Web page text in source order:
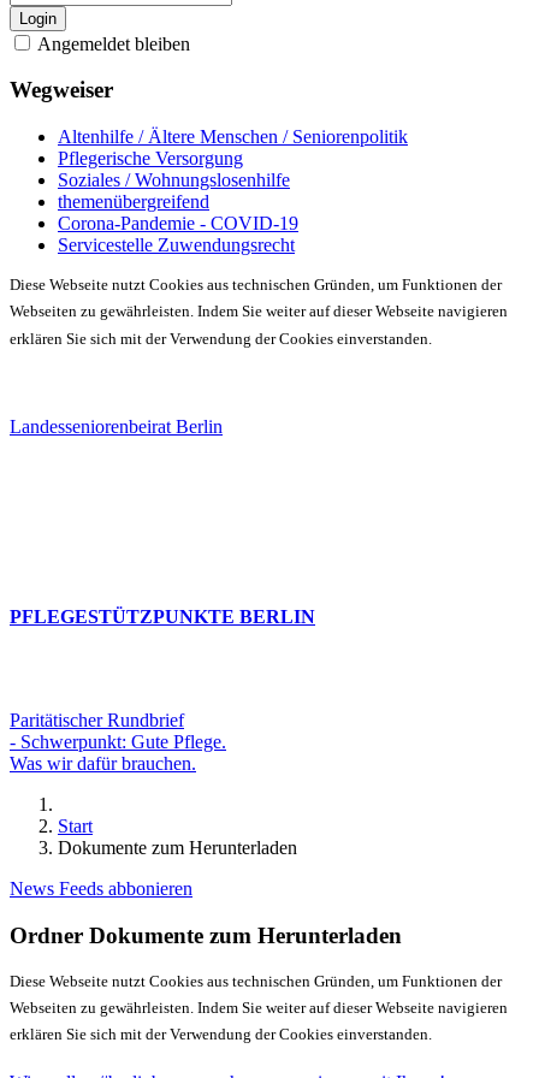
Login
Angemeldet bleiben
Wegweiser
Altenhilfe / Ältere Menschen / Seniorenpolitik
Pflegerische Versorgung
Soziales / Wohnungslosenhilfe
themenübergreifend
Corona-Pandemie - COVID-19
Servicestelle Zuwendungsrecht
Diese Webseite nutzt Cookies aus technischen Gründen, um Funktionen der
Webseiten zu gewährleisten. Indem Sie weiter auf dieser Webseite navigieren
erklären Sie sich mit der Verwendung der Cookies einverstanden.
Landesseniorenbeirat Berlin
PFLEGESTÜTZPUNKTE BERLIN
Paritätischer Rundbrief
- Schwerpunkt: Gute Pflege.
Was wir dafür brauchen.
Start
Dokumente zum Herunterladen
News Feeds abbonieren
Ordner Dokumente zum Herunterladen
Diese Webseite nutzt Cookies aus technischen Gründen, um Funktionen der
Webseiten zu gewährleisten. Indem Sie weiter auf dieser Webseite navigieren
erklären Sie sich mit der Verwendung der Cookies einverstanden.